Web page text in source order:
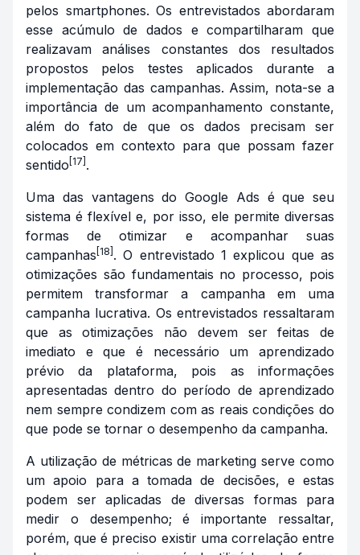
pelos smartphones. Os entrevistados abordaram
esse acúmulo de dados e compartilharam que
realizavam análises constantes dos resultados
propostos pelos testes aplicados durante a
implementação das campanhas. Assim, nota-se a
importância de um acompanhamento constante,
além do fato de que os dados precisam ser
colocados em contexto para que possam fazer
sentido [17] .
Uma das vantagens do Google Ads é que seu
sistema é flexível e, por isso, ele permite diversas
formas de otimizar e acompanhar suas
campanhas [18] . O entrevistado 1 explicou que as
otimizações são fundamentais no processo, pois
permitem transformar a campanha em uma
campanha lucrativa. Os entrevistados ressaltaram
que as otimizações não devem ser feitas de
imediato e que é necessário um aprendizado
prévio da plataforma, pois as informações
apresentadas dentro do período de aprendizado
nem sempre condizem com as reais condições do
que pode se tornar o desempenho da campanha.
A utilização de métricas de marketing serve como
um apoio para a tomada de decisões, e estas
podem ser aplicadas de diversas formas para
medir o desempenho; é importante ressaltar,
porém, que é preciso existir uma correlação entre